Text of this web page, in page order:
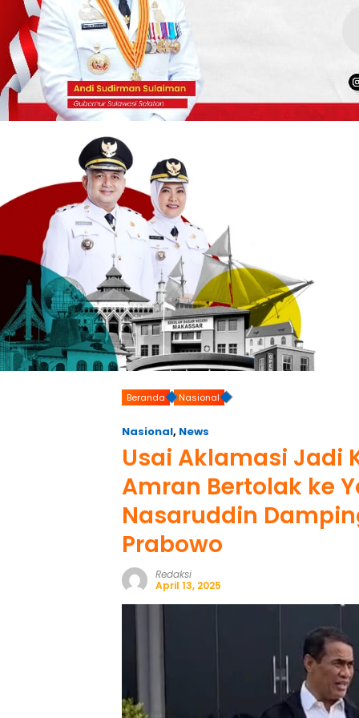
Beranda Nasional
Nasional, News
Usai Aklamasi Jadi
Amran Bertolak ke
Nasaruddin
Prabowo
Redaksi
April 13, 2025